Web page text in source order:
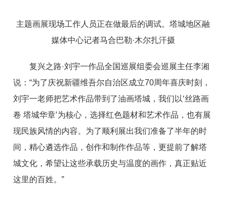
主题画展现场工作人员正在做最后的调试。塔城地区融
媒体中心记者马合巴勒·木尔扎汗摄
复兴之路·刘宇一作品全国巡展组委会巡展主任李湘
说：“为了庆祝新疆维吾尔自治区成立70周年喜庆时刻，
刘宇一老师把艺术作品带到了油画塔城，我们以‘丝路画
卷 塔城华章’为核心，选择红色题材和艺术作品，也有展
现民族风情的内容。为了顺利展出我们准备了半年的时
间，精心遴选作品，创作和制作作品等，更提前了解塔
城文化，希望让这些承载历史与温度的画作，真正贴近
这里的百姓。”